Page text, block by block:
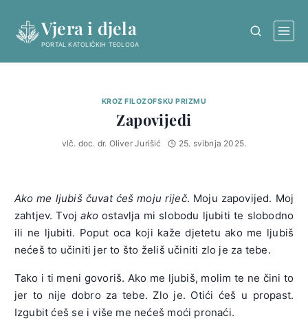
content
Vjera i djela
PORTAL KATOLIČKIH TEOLOGA
KROZ FILOZOFSKU PRIZMU
Zapovijedi
vlč. doc. dr. Oliver Jurišić 25. svibnja 2025.
Ako me ljubiš čuvat ćeš moju riječ. Moju zapovijed. Moj
zahtjev. Tvojakoostavlja mi slobodu ljubiti te slobodno
ili ne ljubiti. Poput oca koji kaže djetetu ako me ljubiš
nećeš to učiniti jer to što želiš učiniti zlo je za tebe.
Tako i ti meni govoriš. Ako me ljubiš, molim te ne čini to
jer to nije dobro za tebe. Zlo je. Otići ćeš u propast.
Izgubit ćeš se i više me nećeš moći pronaći.